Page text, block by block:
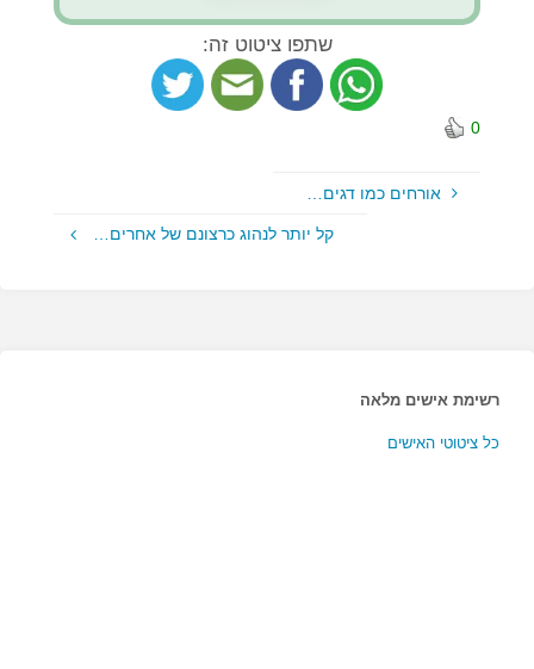
שתפו ציטוט זה:
0
אורחים כמו דגים…
קל יותר לנהוג כרצונם של אחרים…
רשימת אישים מלאה
כל ציטוטי האישים